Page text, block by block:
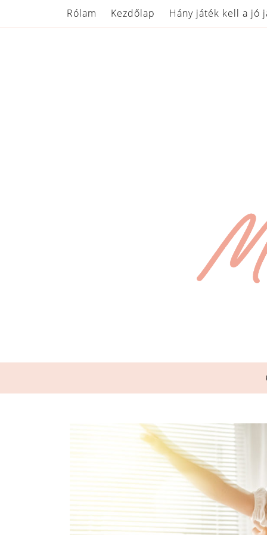
Rólam Kezdőlap Hány játék kell a jó